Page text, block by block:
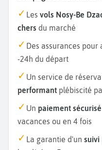
Les vols Nosy-Be
chers du marché
Des assurances pour
-24h du départ
Un service de
performant plébiscité
Un paiement sécurisé
vacances ou en 4 fois
La garantie d'un suivi